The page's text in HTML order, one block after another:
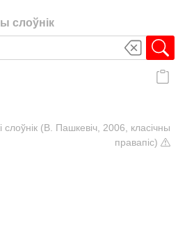
слоўнік
слоўнік (В. Пашкевіч, 2006, класічны
правапіс)